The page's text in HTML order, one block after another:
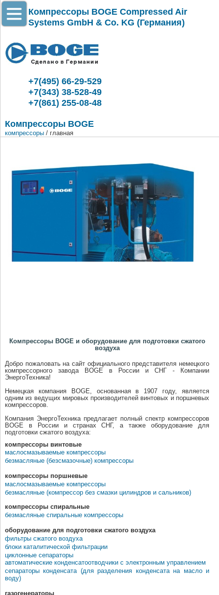
Компрессоры BOGE Compressed Air
Systems GmbH & Co. KG (Германия)
+7(495) 66-29-529
+7(343) 38-528-49
+7(861) 255-08-48
Компрессоры BOGE
компрессоры / главная
Компрессоры BOGE и оборудование для подготовки сжатого
воздуха
Добро пожаловать на сайт официального представителя немецкого
компрессорного завода BOGE в России и СНГ - Компании
ЭнергоТехника!
Немецкая компания BOGE, основанная в 1907 году, является
одним из ведущих мировых производителей винтовых и поршневых
компрессоров.
Компания ЭнергоТехника предлагает полный спектр компрессоров
BOGE в России и странах СНГ, а также оборудование для
подготовки сжатого воздуха:
компрессоры винтовые
маслосмазываемые компрессоры
безмасляные (безсмазочные) компрессоры
компрессоры поршневые
маслосмазываемые компрессоры
безмасляные (компрессор без смазки цилиндров и сальников)
компрессоры спиральные
безмасляные спиральные компрессоры
оборудование для подготовки сжатого воздуха
фильтры сжатого воздуха
блоки каталитической фильтрации
циклонные сепараторы
автоматические конденсатоотводчики с электронным управлением
сепараторы конденсата (для разделения конденсата на масло и
воду)
газогенераторы